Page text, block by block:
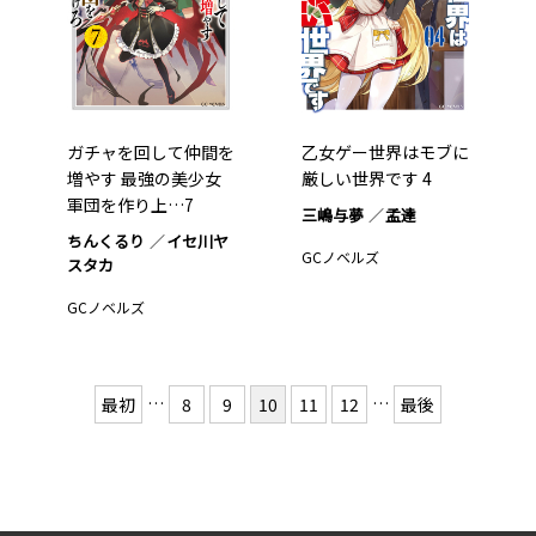
ガチャを回して仲間を
増やす 最強の美少女
軍団を作り上…7
ちんくるり
イセ川ヤ
スタカ
GCノベルズ
乙女ゲー世界はモブに
厳しい世界です 4
三嶋与夢 孟達
GCノベルズ
最初 … 8 9 10 11 12 … 最後